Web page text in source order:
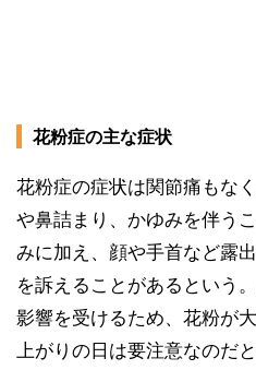
花粉症の主な症状
花粉症の症状は関節痛もな
や鼻詰まり、かゆみを伴う
みに加え、顔や手首など露
を訴えることがあるという
影響を受けるため、花粉が
上がりの日は要注意なのだと